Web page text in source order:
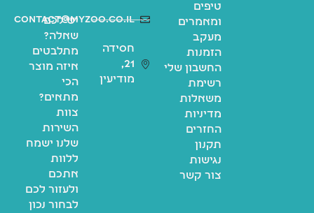
טיפים
ומאמרים
מעקב
הזמנות
החשבון שלי
רשימת
משאלות
מדיניות
החזרים
תקנון
נגישות
צור קשר
contact@myzoo.co.il
חסידה
21,
מודיעין
יש לכם
שאלה?
מתלבטים
איזה מוצר
הכי
מתאים?
צוות
השירות
שלנו ישמח
ללוות
אתכם
ולעזור לכם
לבחור נכון